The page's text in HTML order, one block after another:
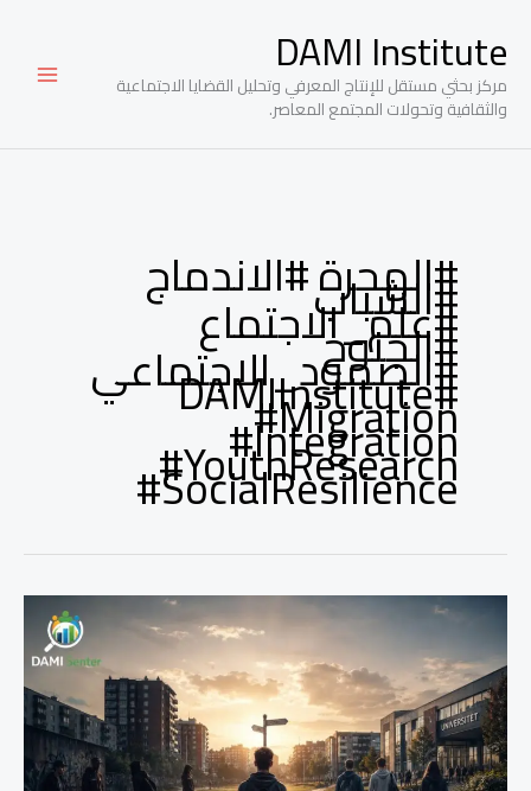
المحتوىDAMI Institute
مركز بحثي مستقل للإنتاج المعرفي وتحليل القضايا الاجتماعية
والثقافية وتحولات المجتمع المعاصر.
#الهجرة #الاندماج
#الشباب
#علم_الاجتماع
#الجنوح
#الصمود_الاجتماعي
#DAMIInstitute
#Migration
#Integration
#YouthResearch
#SocialResilience
الحلقة
الثانية:
مفارقة
الصمود:
لماذا
لا
ينحرف
الجميع